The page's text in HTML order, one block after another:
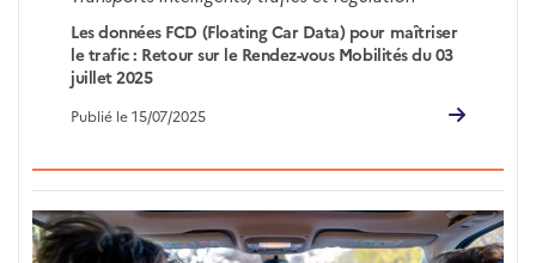
Les données FCD (Floating Car Data) pour maîtriser
le trafic : Retour sur le Rendez-vous Mobilités du 03
juillet 2025
Publié le 15/07/2025